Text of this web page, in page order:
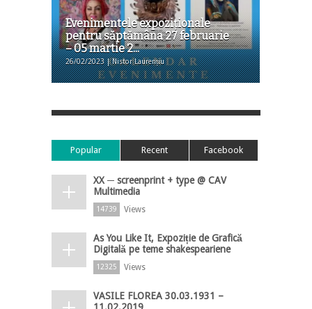
Evenimentele expoziţionale
pentru săptămâna 27 februarie
– 05 martie 2...
26/02/2023 | Nistor Laurențiu
Popular Recent Facebook
XX ─ screenprint + type @ CAV
Multimedia
14739 Views
As You Like It, Expoziție de Grafică
Digitală pe teme shakespeariene
12325 Views
VASILE FLOREA 30.03.1931 –
11.02.2019